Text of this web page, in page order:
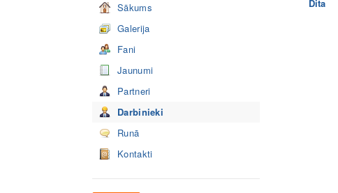
Sākums
Galerija
Fani
Jaunumi
Partneri
Darbinieki
Runā
Kontakti
Dita